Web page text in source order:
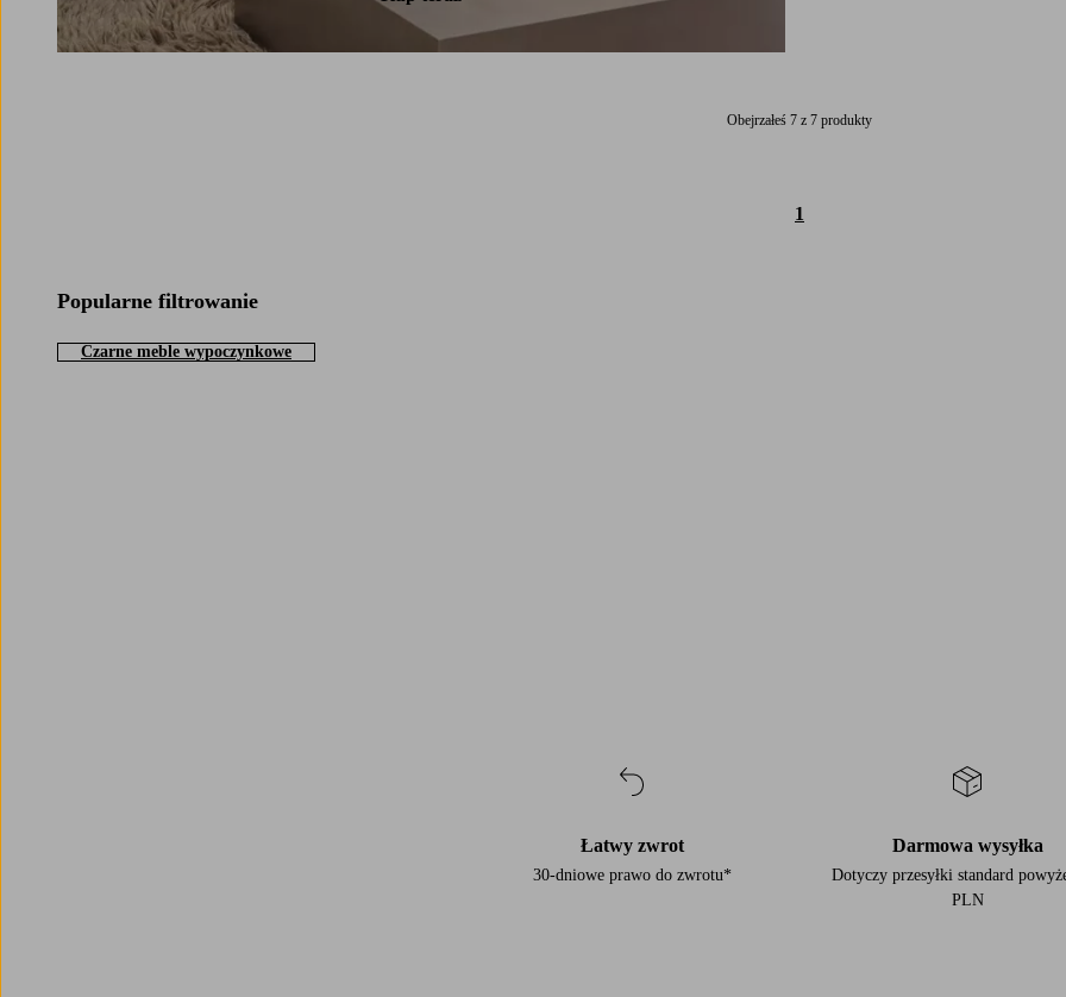
Obejrzałeś 7 z 7 produkty
1
Popularne filtrowanie
Czarne meble wypoczynkowe
Łatwy zwrot
30-dniowe prawo do zwrotu*
Darmowa wysyłka
Dotyczy przesyłki standard
PLN